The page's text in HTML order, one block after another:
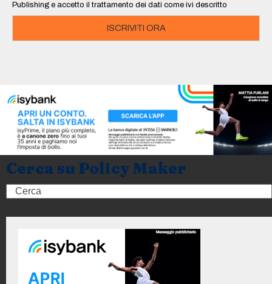
Publishing e accetto il trattamento dei dati come ivi descritto
ISCRIVITI ORA
Cerca su Policy Maker
Search